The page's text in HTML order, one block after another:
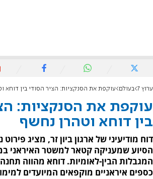
ערוץ 7 בעולם עוקפת את הסנקציות: הציר הסודי בין דוחא
עוקפת את הסנקציות:
בין דוחא וטהרן נחשף
דוח מודיעיני של ארגון ביון זר, מציג
הסיוע שמעניקה קטאר למשטר האיראני
המגבלות הבין-לאומיות. דוחא מהווה
כספים איראניים מוקפאים המיועדים